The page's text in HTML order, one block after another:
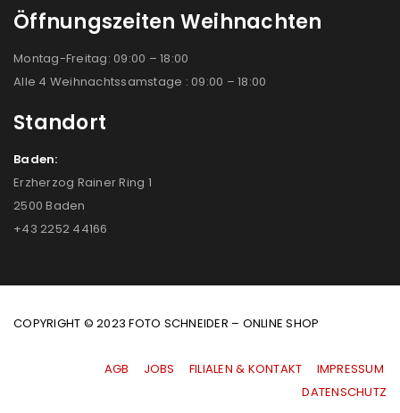
Öffnungszeiten Weihnachten
Montag-Freitag: 09:00 – 18:00
Alle 4 Weihnachtssamstage : 09:00 – 18:00
Standort
Baden:
Erzherzog Rainer Ring 1
2500 Baden
+43 2252 44166
COPYRIGHT © 2023 FOTO SCHNEIDER – ONLINE SHOP
AGB JOBS FILIALEN & KONTAKT
IMPRESSUM
|DATENSCHUTZ